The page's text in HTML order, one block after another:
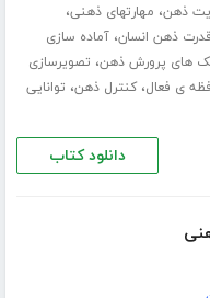
ذهن، مهارت­های ذهنی،
قدرت ذهن انسان،آماده سازی
های پرورش ذهن، تصویرسازی
ی فعال،کنترل ذهن، توانایی
دانلود کتاب